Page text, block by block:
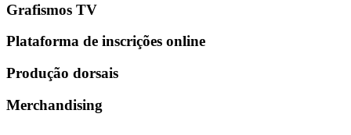
Grafismos TV
Plataforma de inscrições online
Produção dorsais
Merchandising